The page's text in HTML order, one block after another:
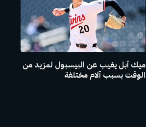
ميك آبل يغيب عن البيسبول لمزيد من
الوقت بسبب آلام مختلفة